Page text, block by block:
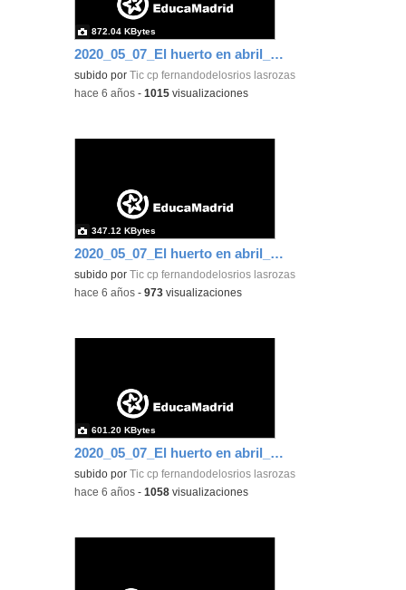
2020_05_07_El huerto en abril_CEIP FDLR_Las Rozas 4
subido por Tic cp fernandodelosrios lasrozas
872.04 KBytes
-hace 6 años -1015 visualizaciones
2020_05_07_El huerto en abril_CEIP FDLR_Las Rozas 5
subido por Tic cp fernandodelosrios lasrozas
347.12 KBytes
-hace 6 años -973 visualizaciones
2020_05_07_El huerto en abril_CEIP FDLR_Las Rozas 6
subido por Tic cp fernandodelosrios lasrozas
601.20 KBytes
-hace 6 años -1058 visualizaciones